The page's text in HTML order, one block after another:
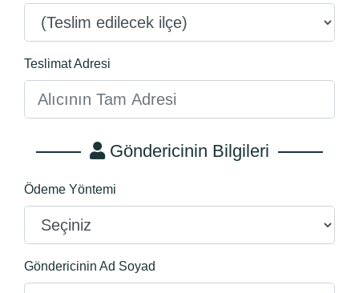
Teslimat Adresi
Göndericinin Bilgileri
Ödeme Yöntemi
Göndericinin Ad Soyad